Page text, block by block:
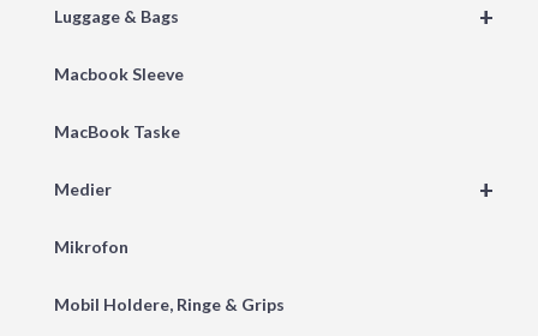
+
Luggage & Bags
Macbook Sleeve
MacBook Taske
+
Medier
Mikrofon
Mobil Holdere, Ringe & Grips